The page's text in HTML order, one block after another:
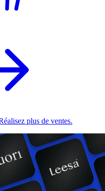
plus de ventes.